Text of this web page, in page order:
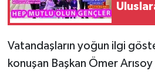
Vatandaşların yoğun ilgi
konuşan Başkan Ömer